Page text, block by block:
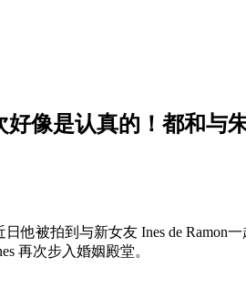
好像是认真的！都和
他被拍到与新女友 Ines de
再次步入婚姻殿堂。